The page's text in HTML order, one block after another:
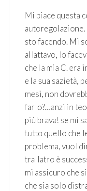
Mi piace questa
autoregolazione.
sto facendo. Mi
allattavo, lo
che la mia C. era
e la sua sazietà,
mesi, non
farlo?…anzi in
più brava! se mi
tutto quello che
problema, vuol
trallatro è
mi assicuro che
che sia solo